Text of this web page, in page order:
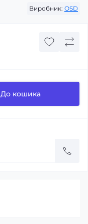
Виробник: ОSD
До кошика